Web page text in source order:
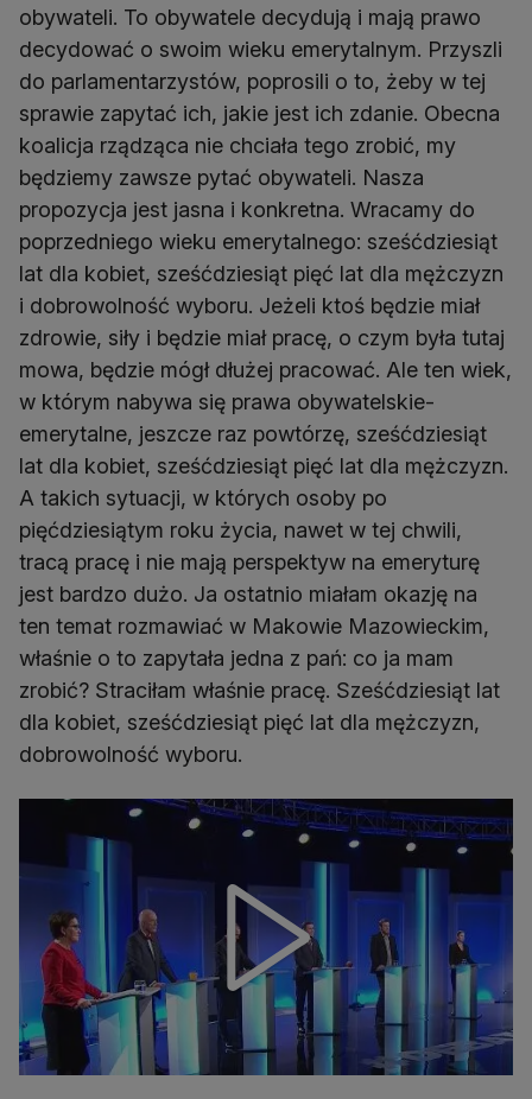
obywateli. To obywatele decydują i mają prawo
decydować o swoim wieku emerytalnym. Przyszli
do parlamentarzystów, poprosili o to, żeby w tej
sprawie zapytać ich, jakie jest ich zdanie. Obecna
koalicja rządząca nie chciała tego zrobić, my
będziemy zawsze pytać obywateli. Nasza
propozycja jest jasna i konkretna. Wracamy do
poprzedniego wieku emerytalnego: sześćdziesiąt
lat dla kobiet, sześćdziesiąt pięć lat dla mężczyzn
i dobrowolność wyboru. Jeżeli ktoś będzie miał
zdrowie, siły i będzie miał pracę, o czym była tutaj
mowa, będzie mógł dłużej pracować. Ale ten wiek,
w którym nabywa się prawa obywatelskie-
emerytalne, jeszcze raz powtórzę, sześćdziesiąt
lat dla kobiet, sześćdziesiąt pięć lat dla mężczyzn.
A takich sytuacji, w których osoby po
pięćdziesiątym roku życia, nawet w tej chwili,
tracą pracę i nie mają perspektyw na emeryturę
jest bardzo dużo. Ja ostatnio miałam okazję na
ten temat rozmawiać w Makowie Mazowieckim,
właśnie o to zapytała jedna z pań: co ja mam
zrobić? Straciłam właśnie pracę. Sześćdziesiąt lat
dla kobiet, sześćdziesiąt pięć lat dla mężczyzn,
dobrowolność wyboru.